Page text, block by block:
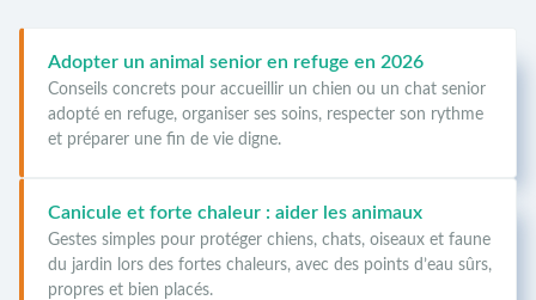
Adopter un animal senior en refuge en 2026
Conseils concrets pour accueillir un chien ou un chat senior
adopté en refuge, organiser ses soins, respecter son rythme
et préparer une fin de vie digne.
Canicule et forte chaleur : aider les animaux
Gestes simples pour protéger chiens, chats, oiseaux et faune
du jardin lors des fortes chaleurs, avec des points d’eau sûrs,
propres et bien placés.